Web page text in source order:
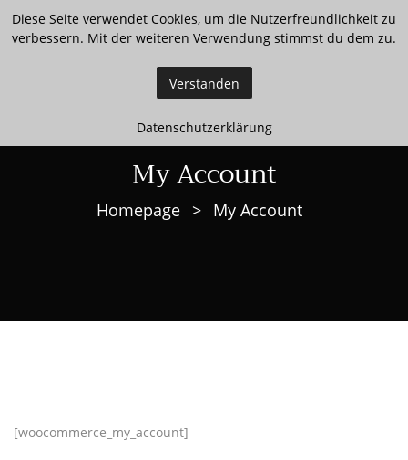
My Account
Homepage > My Account
[woocommerce_my_account]
Diese Seite verwendet Cookies, um die Nutzerfreundlichkeit zu
verbessern. Mit der weiteren Verwendung stimmst du dem zu.
Verstanden
Datenschutzerklärung